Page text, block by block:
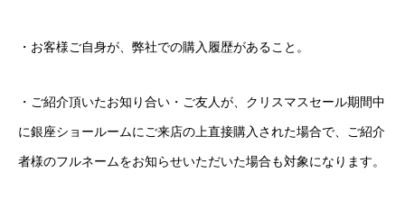
・お客様ご自身が、弊社での購入履歴があること。
・ご紹介頂いたお知り合い・ご友人が、クリスマスセール期間中
に銀座ショールームにご来店の上直接購入された場合で、ご紹介
者様のフルネームをお知らせいただいた場合も対象になります。